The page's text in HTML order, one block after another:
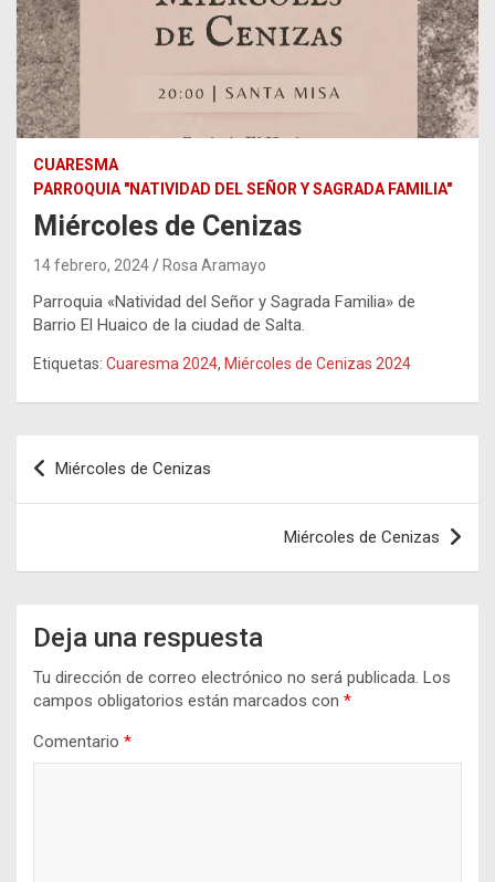
CUARESMA
PARROQUIA "NATIVIDAD DEL SEÑOR Y SAGRADA FAMILIA"
Miércoles de Cenizas
14 febrero, 2024 Rosa Aramayo
Parroquia «Natividad del Señor y Sagrada Familia» de
Barrio El Huaico de la ciudad de Salta.
Etiquetas: Cuaresma 2024, Miércoles de Cenizas 2024
Navegación
de
Miércoles de Cenizas
Miércoles de Cenizas
Deja una respuesta
Tu dirección de correo electrónico no será publicada. Los
campos obligatorios están marcados con *
Comentario *